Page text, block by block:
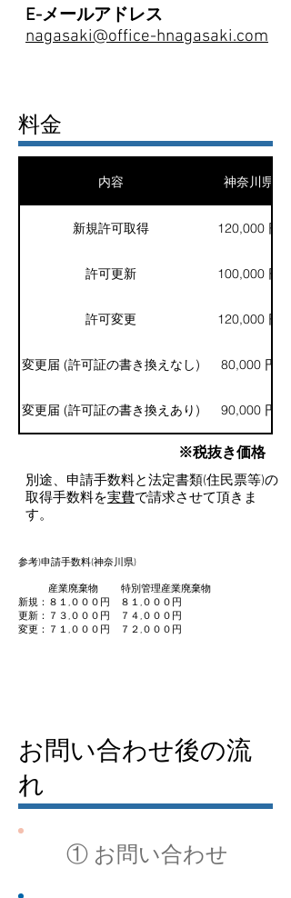
E-メールアドレス
nagasaki@office-hnagasaki.com
料金
内容 神奈川県
新規許可取得 120,000 円
許可更新 100,000 円
許可変更 120,000 円
変更届 (許可証の書き換えなし) 80,000 円
変更届 (許可証の書き換えあり) 90,000 円
※税抜き価格
別途、申請手数料と法定書類(住民票等)の
取得手数料を実費で請求させて頂きま
す。
参考)申請手数料(神奈川県)
産業廃棄物 特別管理産業廃棄物
新規：８１,０００円 ８１,０００円
更新：７３,０００円 ７４,０００円
変更：７１,０００円 ７２,０００円
お問い合わせ後の流
れ
① お問い合わせ